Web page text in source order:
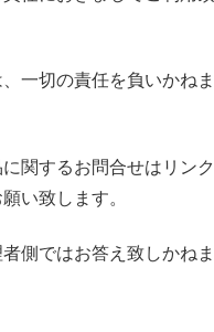
一切の責任を負いかね
関するお問合せはリン
い致します。
側ではお答え致しかね